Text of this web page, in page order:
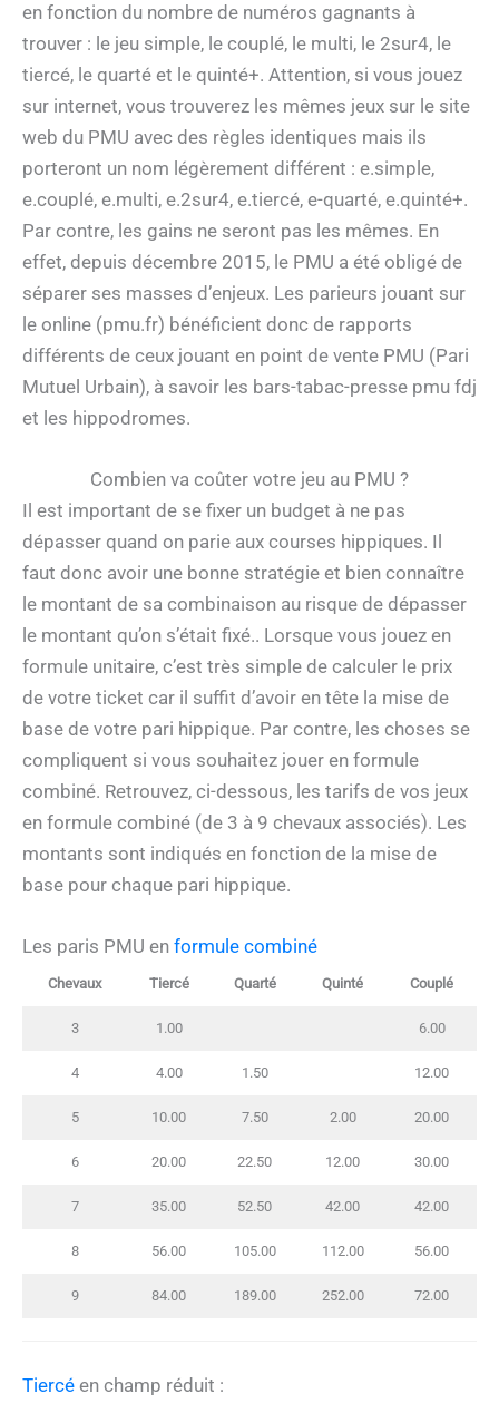
en fonction du nombre de numéros gagnants à
trouver : le jeu simple, le couplé, le multi, le 2sur4, le
tiercé, le quarté et le quinté+. Attention, si vous jouez
sur internet, vous trouverez les mêmes jeux sur le site
web du PMU avec des règles identiques mais ils
porteront un nom légèrement différent : e.simple,
e.couplé, e.multi, e.2sur4, e.tiercé, e-quarté, e.quinté+.
Par contre, les gains ne seront pas les mêmes. En
effet, depuis décembre 2015, le PMU a été obligé de
séparer ses masses d’enjeux. Les parieurs jouant sur
le online (pmu.fr) bénéficient donc de rapports
différents de ceux jouant en point de vente PMU (Pari
Mutuel Urbain), à savoir les bars-tabac-presse pmu fdj
et les hippodromes.
Combien va coûter votre jeu au PMU ?
Il est important de se fixer un budget à ne pas
dépasser quand on parie aux courses hippiques. Il
faut donc avoir une bonne stratégie et bien connaître
le montant de sa combinaison au risque de dépasser
le montant qu’on s’était fixé.. Lorsque vous jouez en
formule unitaire, c’est très simple de calculer le prix
de votre ticket car il suffit d’avoir en tête la mise de
base de votre pari hippique. Par contre, les choses se
compliquent si vous souhaitez jouer en formule
combiné. Retrouvez, ci-dessous, les tarifs de vos jeux
en formule combiné (de 3 à 9 chevaux associés). Les
montants sont indiqués en fonction de la mise de
base pour chaque pari hippique.
Les paris PMU en formule combiné
Chevaux Tiercé Quarté Quinté Couplé
3 1.00 6.00
4 4.00 1.50 12.00
5 10.00 7.50 2.00 20.00
6 20.00 22.50 12.00 30.00
7 35.00 52.50 42.00 42.00
8 56.00 105.00 112.00 56.00
9 84.00 189.00 252.00 72.00
Tiercé en champ réduit :